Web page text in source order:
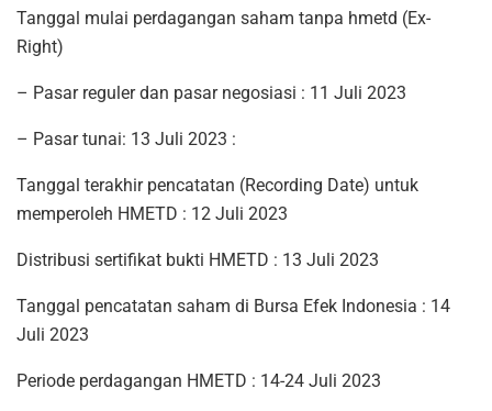
Tanggal mulai perdagangan saham tanpa hmetd (Ex-
Right)
– Pasar reguler dan pasar negosiasi : 11 Juli 2023
– Pasar tunai: 13 Juli 2023 :
Tanggal terakhir pencatatan (Recording Date) untuk
memperoleh HMETD : 12 Juli 2023
Distribusi sertifikat bukti HMETD : 13 Juli 2023
Tanggal pencatatan saham di Bursa Efek Indonesia : 14
Juli 2023
Periode perdagangan HMETD : 14-24 Juli 2023